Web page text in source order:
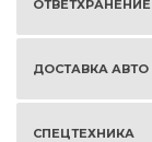
ОТВЕТХРАНЕНИЕ
ДОСТАВКА АВТО
СПЕЦТЕХНИКА